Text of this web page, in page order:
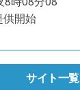
サイト一覧